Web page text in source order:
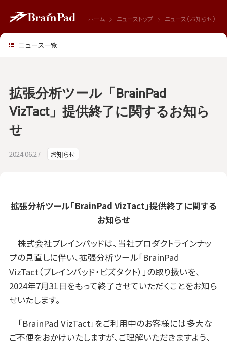
ホーム ニューストップ ニュース（お知らせ）
2024.06.27 お知らせ
拡張分析ツール「BrainPad
VizTact」提供終了に関するお知ら
せ
拡張分析ツール「BrainPad VizTact」提供終了に関する
お知らせ
株式会社ブレインパッドは、当社プロダクトラインナッ
プの見直しに伴い、拡張分析ツール「BrainPad
VizTact（ブレインパッド・ビズタクト）」の取り扱いを、
2024年7月31日をもって終了させていただくことをお知ら
せいたします。
「BrainPad VizTact」をご利用中のお客様には多大な
ご不便をおかけいたしますが、ご理解いただきますよう、
ニュース一覧